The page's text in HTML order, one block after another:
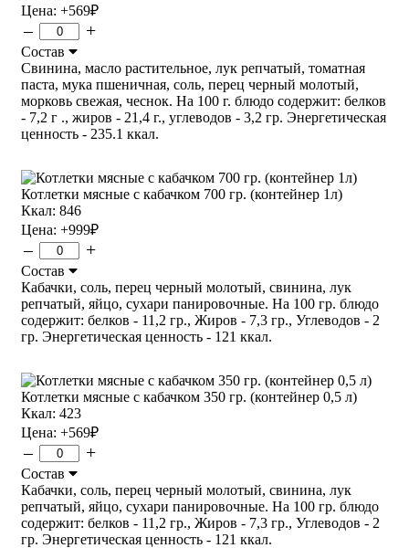
Цена: +569₽
– +
Состав
Свинина, масло растительное, лук репчатый, томатная
паста, мука пшеничная, соль, перец черный молотый,
морковь свежая, чеснок. На 100 г. блюдо содержит: белков
- 7,2 г ., жиров - 21,4 г., углеводов - 3,2 гр. Энергетическая
ценность - 235.1 ккал.
Котлетки мясные с кабачком 700 гр. (контейнер 1л)
Ккал: 846
Цена: +999₽
– +
Состав
Кабачки, соль, перец черный молотый, свинина, лук
репчатый, яйцо, сухари панировочные. На 100 гр. блюдо
содержит: белков - 11,2 гр., Жиров - 7,3 гр., Углеводов - 2
гр. Энергетическая ценность - 121 ккал.
Котлетки мясные с кабачком 350 гр. (контейнер 0,5 л)
Ккал: 423
Цена: +569₽
– +
Состав
Кабачки, соль, перец черный молотый, свинина, лук
репчатый, яйцо, сухари панировочные. На 100 гр. блюдо
содержит: белков - 11,2 гр., Жиров - 7,3 гр., Углеводов - 2
гр. Энергетическая ценность - 121 ккал.